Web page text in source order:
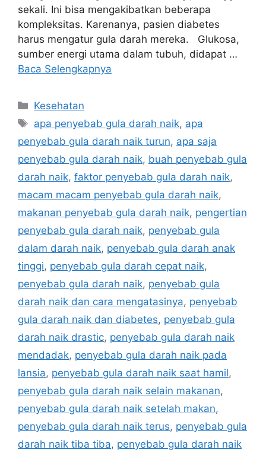
sekali. Ini bisa mengakibatkan beberapa
kompleksitas. Karenanya, pasien diabetes
harus mengatur gula darah mereka. Glukosa,
sumber energi utama dalam tubuh, didapat …
Baca Selengkapnya
Kategori
Kesehatan
Tag
apa penyebab gula darah naik, apa
penyebab gula darah naik turun, apa saja
penyebab gula darah naik, buah penyebab gula
darah naik, faktor penyebab gula darah naik,
macam macam penyebab gula darah naik,
makanan penyebab gula darah naik, pengertian
penyebab gula darah naik, penyebab gula
dalam darah naik, penyebab gula darah anak
tinggi, penyebab gula darah cepat naik,
penyebab gula darah naik, penyebab gula
darah naik dan cara mengatasinya, penyebab
gula darah naik dan diabetes, penyebab gula
darah naik drastic, penyebab gula darah naik
mendadak, penyebab gula darah naik pada
lansia, penyebab gula darah naik saat hamil,
penyebab gula darah naik selain makanan,
penyebab gula darah naik setelah makan,
penyebab gula darah naik terus, penyebab gula
darah naik tiba tiba, penyebab gula darah naik